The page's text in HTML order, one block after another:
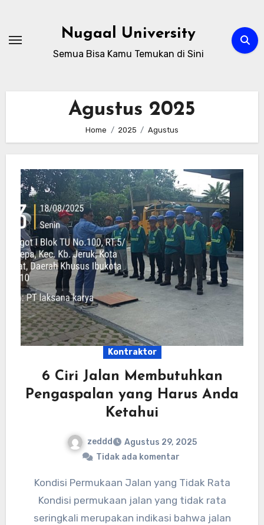
content
Nugaal University
Semua Bisa Kamu Temukan di Sini
Agustus 2025
Home 2025 Agustus
Kontraktor
6 Ciri Jalan Membutuhkan
Pengaspalan yang Harus Anda
Ketahui
zeddd
Agustus 29, 2025
Tidak ada komentar
Kondisi Permukaan Jalan yang Tidak Rata
Kondisi permukaan jalan yang tidak rata
seringkali merupakan indikasi bahwa jalan